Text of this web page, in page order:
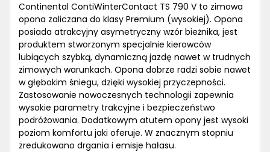
Continental ContiWinterContact TS 790 V to zimowa
opona zaliczana do klasy Premium (wysokiej). Opona
posiada atrakcyjny asymetryczny wzór bieżnika, jest
produktem stworzonym specjalnie kierowców
lubiących szybką, dynamiczną jazdę nawet w trudnych
zimowych warunkach. Opona dobrze radzi sobie nawet
w głębokim śniegu, dzięki wysokiej przyczepności.
Zastosowanie nowoczesnych technologii zapewnia
wysokie parametry trakcyjne i bezpieczeństwo
podróżowania. Dodatkowym atutem opony jest wysoki
poziom komfortu jaki oferuje. W znacznym stopniu
zredukowano drgania i emisje hałasu.